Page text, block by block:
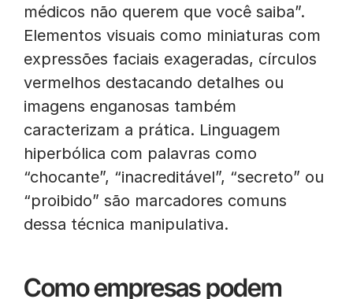
médicos não querem que você saiba”.
Elementos visuais como miniaturas com
expressões faciais exageradas, círculos
vermelhos destacando detalhes ou
imagens enganosas também
caracterizam a prática. Linguagem
hiperbólica com palavras como
“chocante”, “inacreditável”, “secreto” ou
“proibido” são marcadores comuns
dessa técnica manipulativa.
Como empresas podem